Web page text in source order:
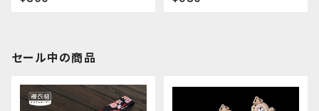
セール中の商品